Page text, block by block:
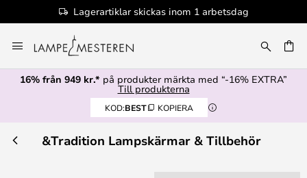
Lagerartiklar skickas inom 1 arbetsdag
till
innehållet
16% från 949 kr.* på produkter märkta med “-16% EXTRA”
Till produkterna
KOD:BEST KOPIERA
&Tradition Lampskärmar & Tillbehör